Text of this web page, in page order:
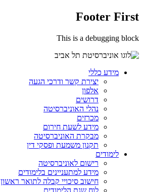
Footer First
This is a debugging block
מידע כללי
יצירת קשר ודרכי הגעה
אלפון
דרושים
נהלי האוניברסיטה
מכרזים
מידע לשעת חירום
מבקרת האוניברסיטה
תקנון משמעת ופסקי דין
לימודים
רישום לאוניברסיטה
מידע למתעניינים בלימודים
חישוב סיכויי קבלה לתואר ראשון
לוח שנת הלימודים